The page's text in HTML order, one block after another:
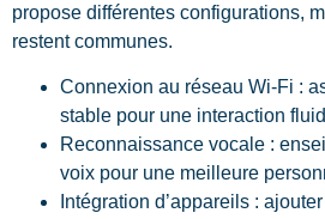
propose différentes configurations,
restent communes.
Connexion au réseau Wi-Fi :
stable pour une interaction
Reconnaissance vocale :
voix pour une meilleure
Intégration d’appareils :